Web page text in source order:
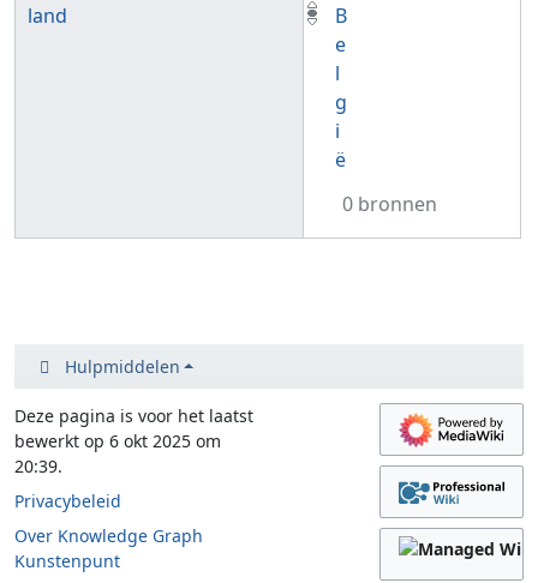
land
B
e
l
g
i
ë
0 bronnen
Hulpmiddelen
Deze pagina is voor het laatst
bewerkt op 6 okt 2025 om
20:39.
Privacybeleid
Over Knowledge Graph
Kunstenpunt